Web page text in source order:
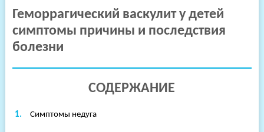
Геморрагический васкулит у детей
симптомы причины и последствия
болезни
СОДЕРЖАНИЕ
Симптомы недуга